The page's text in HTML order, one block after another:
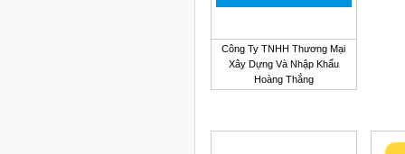
Công Ty TNHH Thương Mại
Xây Dựng Và Nhập Khẩu
Hoàng Thắng